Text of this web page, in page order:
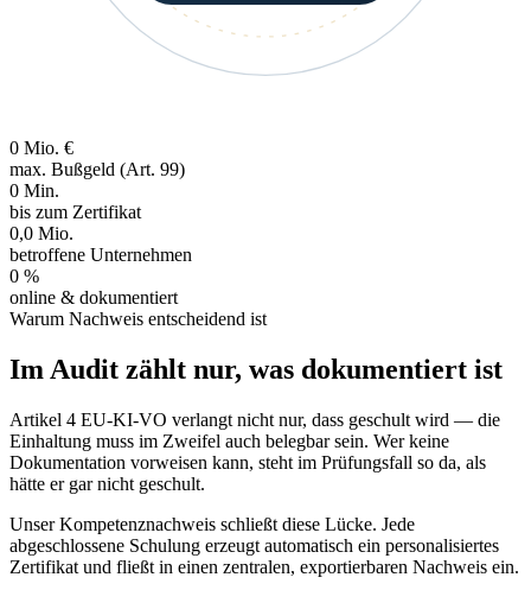
0 Mio. €
max. Bußgeld (Art. 99)
0 Min.
bis zum Zertifikat
0,0 Mio.
betroffene Unternehmen
0 %
online & dokumentiert
Warum Nachweis entscheidend ist
Im Audit zählt nur, was dokumentiert ist
Artikel 4 EU-KI-VO verlangt nicht nur, dass geschult wird — die
Einhaltung muss im Zweifel auch belegbar sein. Wer keine
Dokumentation vorweisen kann, steht im Prüfungsfall so da, als
hätte er gar nicht geschult.
Unser Kompetenznachweis schließt diese Lücke. Jede
abgeschlossene Schulung erzeugt automatisch ein personalisiertes
Zertifikat und fließt in einen zentralen, exportierbaren Nachweis ein.